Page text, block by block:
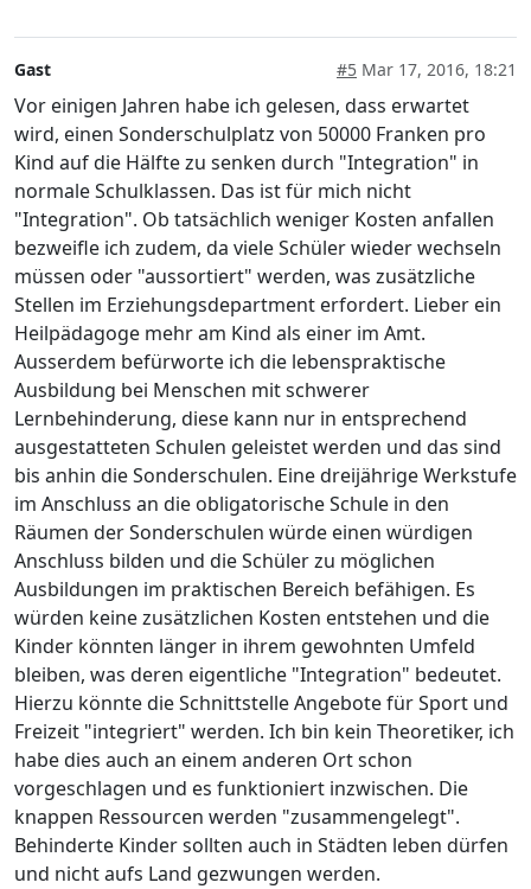
Gast #5 Mar 17, 2016, 18:21
Vor einigen Jahren habe ich gelesen, dass erwartet
wird, einen Sonderschulplatz von 50000 Franken pro
Kind auf die Hälfte zu senken durch "Integration" in
normale Schulklassen. Das ist für mich nicht
"Integration". Ob tatsächlich weniger Kosten anfallen
bezweifle ich zudem, da viele Schüler wieder wechseln
müssen oder "aussortiert" werden, was zusätzliche
Stellen im Erziehungsdepartment erfordert. Lieber ein
Heilpädagoge mehr am Kind als einer im Amt.
Ausserdem befürworte ich die lebenspraktische
Ausbildung bei Menschen mit schwerer
Lernbehinderung, diese kann nur in entsprechend
ausgestatteten Schulen geleistet werden und das sind
bis anhin die Sonderschulen. Eine dreijährige Werkstufe
im Anschluss an die obligatorische Schule in den
Räumen der Sonderschulen würde einen würdigen
Anschluss bilden und die Schüler zu möglichen
Ausbildungen im praktischen Bereich befähigen. Es
würden keine zusätzlichen Kosten entstehen und die
Kinder könnten länger in ihrem gewohnten Umfeld
bleiben, was deren eigentliche "Integration" bedeutet.
Hierzu könnte die Schnittstelle Angebote für Sport und
Freizeit "integriert" werden. Ich bin kein Theoretiker, ich
habe dies auch an einem anderen Ort schon
vorgeschlagen und es funktioniert inzwischen. Die
knappen Ressourcen werden "zusammengelegt".
Behinderte Kinder sollten auch in Städten leben dürfen
und nicht aufs Land gezwungen werden.